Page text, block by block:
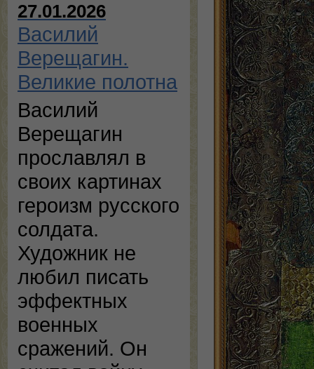
27.01.2026
Василий
Верещагин.
Великие полотна
Василий
Верещагин
прославлял в
своих картинах
героизм русского
солдата.
Художник не
любил писать
эффектных
военных
сражений. Он